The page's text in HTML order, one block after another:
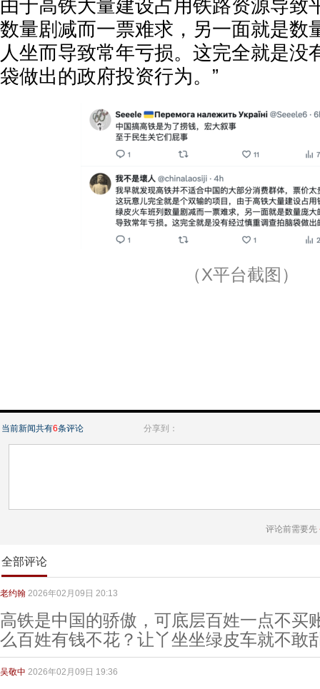
由于高铁大量建设占用铁路资源导致
数量剧减而一票难求，另一面就是数
人坐而导致常年亏损。这完全就是没
袋做出的政府投资行为。”
（X平台截图）
当前新闻共有6条评论 分享到：
评论前需要先
全部评论
老约翰 2026年02月09日 20:13
高铁是中国的骄傲，可底层百姓一点不买
么百姓有钱不花？让丫坐坐绿皮车就不敢
吴敬中 2026年02月09日 19:36